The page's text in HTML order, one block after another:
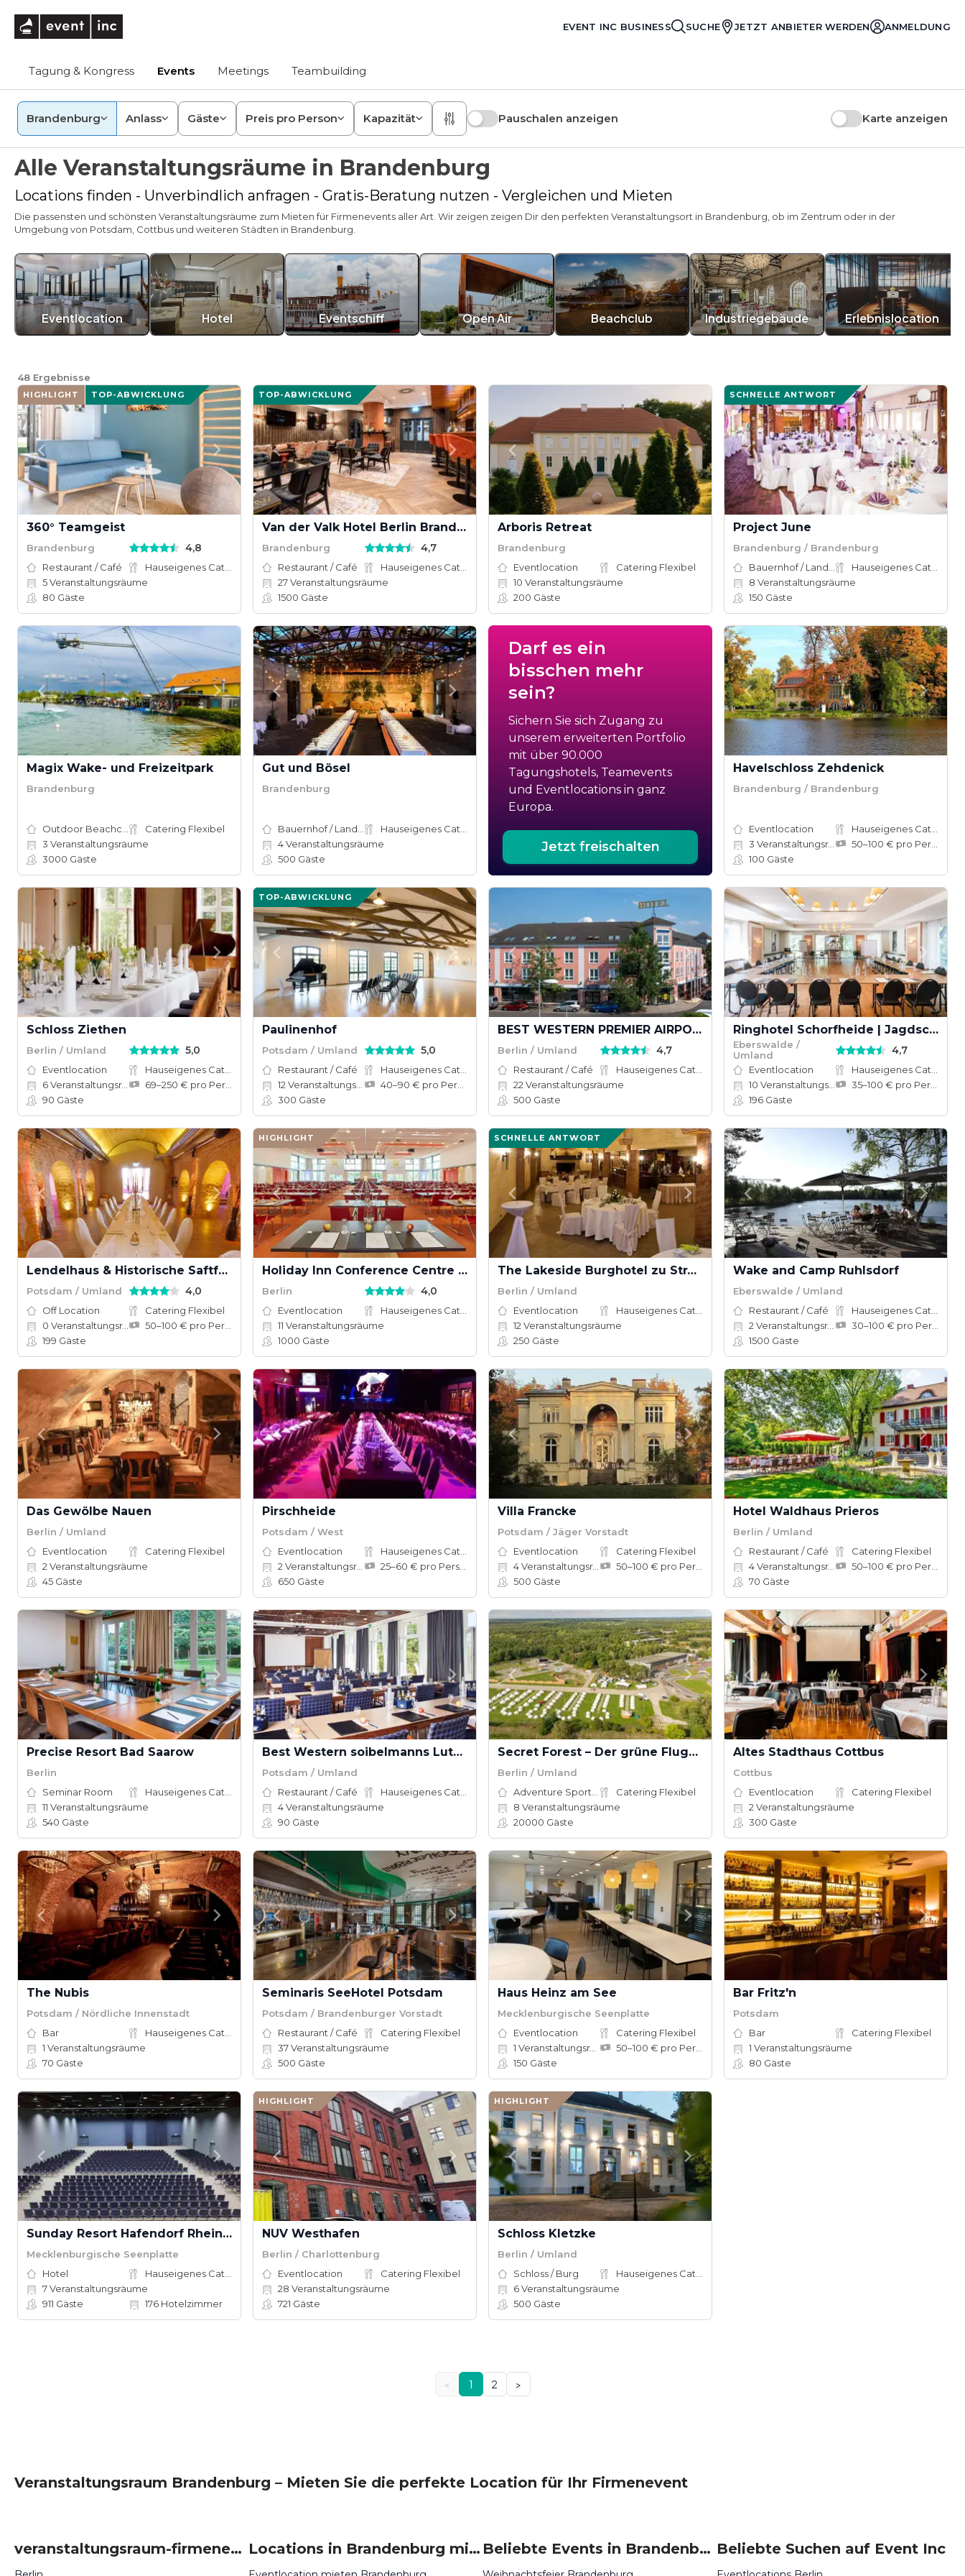
EVENT INC BUSINESS SUCHE JETZT ANBIETER WERDEN ANMELDUNG
Tagung & Kongress Events Meetings Teambuilding
Brandenburg Anlass Gäste Preis pro Person Kapazität Pauschalen anzeigen Karte anzeigen
Alle Veranstaltungsräume in Brandenburg
Locations finden - Unverbindlich anfragen - Gratis-Beratung nutzen - Vergleichen und Mieten
Die passensten und schönsten Veranstaltungsräume zum Mieten für Firmenevents aller Art. Wir zeigen zeigen Dir den perfekten Veranstaltungsort in Brandenburg, ob im Zentrum oder in der
Umgebung von Potsdam, Cottbus und weiteren Städten in Brandenburg.
Eventlocation Hotel Eventschiff Open Air Beachclub Industriegebäude Erlebnislocation
48 Ergebnisse
HIGHLIGHT TOP-ABWICKLUNG
360° Teamgeist
Brandenburg 4,8
Restaurant / Café
5Veranstaltungsräume
80 Gäste
TOP-ABWICKLUNG
Van der Valk Hotel Berlin Brandenburg
Brandenburg 4,7
Restaurant / Café
27Veranstaltungsräume
1500 Gäste
Arboris Retreat
Brandenburg
Eventlocation
Catering Flexibel
10 Veranstaltungsräume
200 Gäste
SCHNELLE ANTWORT
Project June
Brandenburg / Brandenburg
8 Veranstaltungsräume
150 Gäste
Magix Wake- und Freizeitpark
Brandenburg
Catering Flexibel
3 Veranstaltungsräume
3000 Gäste
Gut und Bösel
Brandenburg
4Veranstaltungsräume
500 Gäste
Darf es ein
bisschen mehr
sein?
Sichern Sie sich Zugang zu
unserem erweiterten Portfolio
mit über 90.000
Tagungshotels, Teamevents
und Eventlocations in ganz
Europa.
Jetzt freischalten
Havelschloss Zehdenick
Brandenburg / Brandenburg
Eventlocation
3 Veranstaltungsräume
100 Gäste
Schloss Ziethen
Berlin / Umland 5,0
Eventlocation
6Veranstaltungsräume
90 Gäste
TOP-ABWICKLUNG
Paulinenhof
Potsdam / Umland 5,0
Restaurant / Café
12 Veranstaltungsräume
300 Gäste
BEST WESTERN PREMIER AIRPORTHOTEL BERLIN
Berlin / Umland 4,7
Restaurant / Café
22 Veranstaltungsräume
500 Gäste
Ringhotel Schorfheide | Jagdschloss Hubertusstock
Eberswalde /
Umland
4,7
Eventlocation
10 Veranstaltungsräume
196 Gäste
Lendelhaus & Historische Saftfabrik
Potsdam / Umland 4,0
Off Location
Catering Flexibel
0 Veranstaltungsräume
199 Gäste
HIGHLIGHT
Holiday Inn Conference Centre Berlin
Berlin 4,0
Eventlocation
11 Veranstaltungsräume
1000 Gäste
SCHNELLE ANTWORT
The Lakeside Burghotel zu Strausberg
Berlin / Umland
Eventlocation
12 Veranstaltungsräume
250 Gäste
Wake and Camp Ruhlsdorf
Eberswalde / Umland
Restaurant / Café
2 Veranstaltungsräume
1500 Gäste
Das Gewölbe Nauen
Berlin / Umland
Eventlocation
Catering Flexibel
2 Veranstaltungsräume
45 Gäste
Pirschheide
Potsdam / West
Eventlocation
2 Veranstaltungsräume
650 Gäste
Villa Francke
Potsdam / Jäger Vorstadt
Eventlocation
Catering Flexibel
4Veranstaltungsräume
500 Gäste
Hotel Waldhaus Prieros
Berlin / Umland
Restaurant / Café
Catering Flexibel
4Veranstaltungsräume
70 Gäste
Precise Resort Bad Saarow
Berlin
Seminar Room
11 Veranstaltungsräume
540 Gäste
Best Western soibelmanns Lutherstadt Wittenberg
Potsdam / Umland
Restaurant / Café
4Veranstaltungsräume
90 Gäste
Secret Forest – Der grüne Flugplatz
Berlin / Umland
Catering Flexibel
8 Veranstaltungsräume
20000 Gäste
Altes Stadthaus Cottbus
Cottbus
Eventlocation
Catering Flexibel
2 Veranstaltungsräume
300 Gäste
The Nubis
Potsdam / Nördliche Innenstadt
Bar
1 Veranstaltungsräume
70 Gäste
Seminaris SeeHotel Potsdam
Potsdam / Brandenburger Vorstadt
Restaurant / Café
Catering Flexibel
37Veranstaltungsräume
500 Gäste
Haus Heinz am See
Mecklenburgische Seenplatte
Eventlocation
Catering Flexibel
1 Veranstaltungsräume
150 Gäste
Bar Fritz'n
Potsdam
Bar
Catering Flexibel
1 Veranstaltungsräume
80 Gäste
Sunday Resort Hafendorf Rheinsberg
Mecklenburgische Seenplatte
Hotel
7Veranstaltungsräume
911 Gäste 176 Hotelzimmer
HIGHLIGHT
NUV Westhafen
Berlin / Charlottenburg
Eventlocation
Catering Flexibel
28 Veranstaltungsräume
721 Gäste
HIGHLIGHT
Schloss Kletzke
Berlin / Umland
Schloss / Burg
6Veranstaltungsräume
500 Gäste
< 1 2 >
Veranstaltungsraum Brandenburg – Mieten Sie die perfekte Location für Ihr Firmenevent
veranstaltungsraum-firmenevents um Brandenburg Locations in Brandenburg mieten Beliebte Events in Brandenburg Beliebte Suchen auf Event Inc